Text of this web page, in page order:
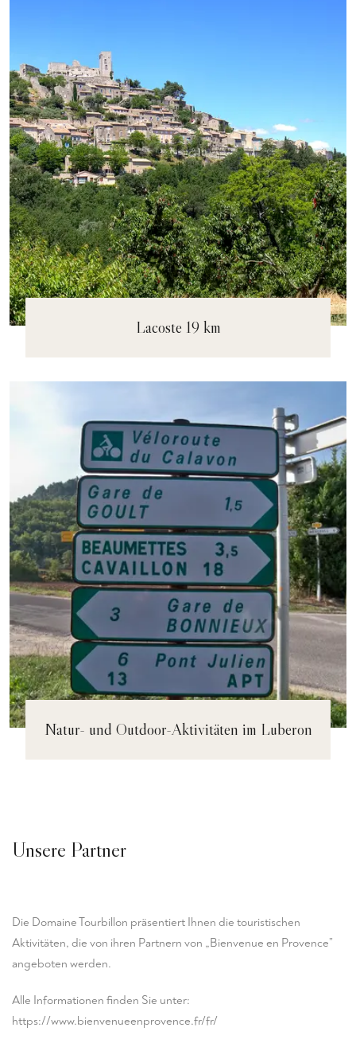
Lacoste 19 km
Natur- und Outdoor-Aktivitäten im Luberon
Unsere Partner
Die Domaine Tourbillon präsentiert Ihnen die touristischen
Aktivitäten, die von ihren Partnern von „Bienvenue en Provence”
angeboten werden.
Alle Informationen finden Sie unter:
https://www.bienvenueenprovence.fr/fr/